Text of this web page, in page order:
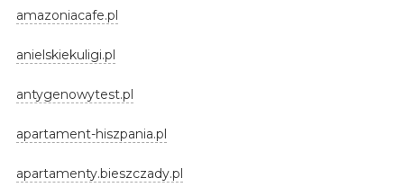
amazoniacafe.pl
anielskiekuligi.pl
antygenowytest.pl
apartament-hiszpania.pl
apartamenty.bieszczady.pl